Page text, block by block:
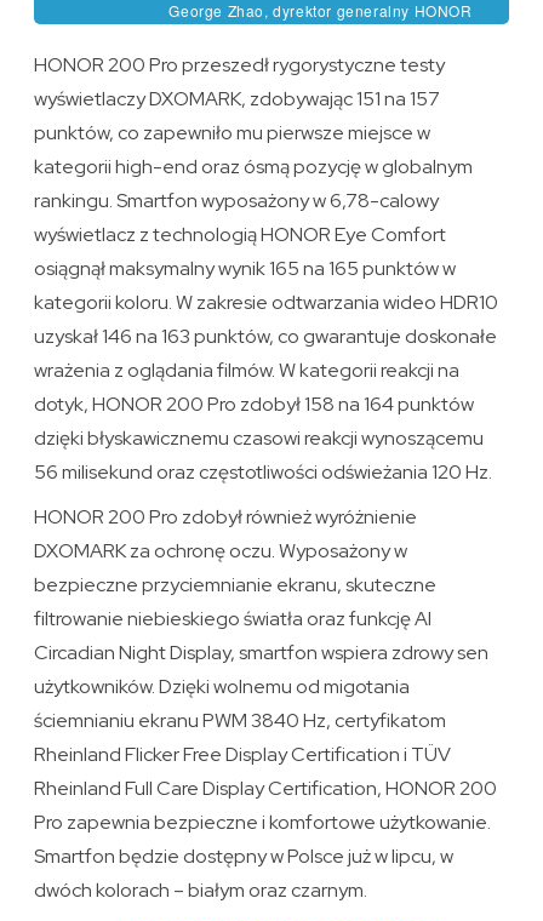
George Zhao, dyrektor generalny HONOR
HONOR 200 Pro przeszedł rygorystyczne testy
wyświetlaczy DXOMARK, zdobywając 151 na 157
punktów, co zapewniło mu pierwsze miejsce w
kategorii high-end oraz ósmą pozycję w globalnym
rankingu. Smartfon wyposażony w 6,78-calowy
wyświetlacz z technologią HONOR Eye Comfort
osiągnął maksymalny wynik 165 na 165 punktów w
kategorii koloru. W zakresie odtwarzania wideo HDR10
uzyskał 146 na 163 punktów, co gwarantuje doskonałe
wrażenia z oglądania filmów. W kategorii reakcji na
dotyk, HONOR 200 Pro zdobył 158 na 164 punktów
dzięki błyskawicznemu czasowi reakcji wynoszącemu
56 milisekund oraz częstotliwości odświeżania 120 Hz.
HONOR 200 Pro zdobył również wyróżnienie
DXOMARK za ochronę oczu. Wyposażony w
bezpieczne przyciemnianie ekranu, skuteczne
filtrowanie niebieskiego światła oraz funkcję AI
Circadian Night Display, smartfon wspiera zdrowy sen
użytkowników. Dzięki wolnemu od migotania
ściemnianiu ekranu PWM 3840 Hz, certyfikatom
Rheinland Flicker Free Display Certification i TÜV
Rheinland Full Care Display Certification, HONOR 200
Pro zapewnia bezpieczne i komfortowe użytkowanie.
Smartfon będzie dostępny w Polsce już w lipcu, w
dwóch kolorach – białym oraz czarnym.